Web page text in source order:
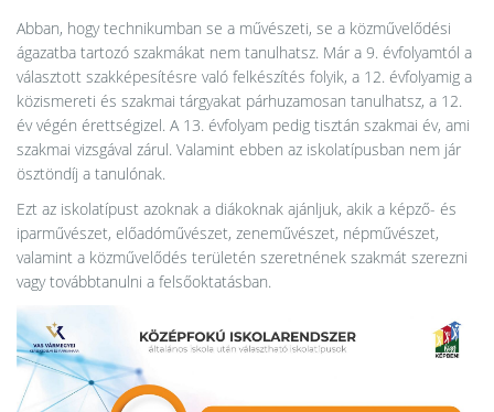
Abban, hogy technikumban se a művészeti, se a közművelődési
ágazatba tartozó szakmákat nem tanulhatsz. Már a 9. évfolyamtól a
választott szakképesítésre való felkészítés folyik, a 12. évfolyamig a
közismereti és szakmai tárgyakat párhuzamosan tanulhatsz, a 12.
év végén érettségizel. A 13. évfolyam pedig tisztán szakmai év, ami
szakmai vizsgával zárul. Valamint ebben az iskolatípusban nem jár
ösztöndíj a tanulónak.
Ezt az iskolatípust azoknak a diákoknak ajánljuk, akik a képző- és
iparművészet, előadóművészet, zeneművészet, népművészet,
valamint a közművelődés területén szeretnének szakmát szerezni
vagy továbbtanulni a felsőoktatásban.